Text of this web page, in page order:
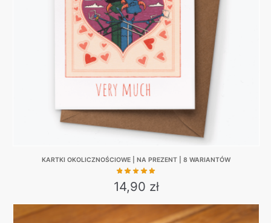
be
chosen
on
the
product
page
KARTKI OKOLICZNOŚCIOWE | NA PREZENT | 8 WARIANTÓW
14,90 zł
This
product